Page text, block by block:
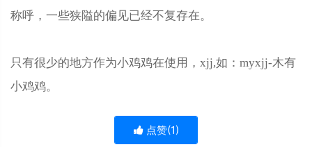
称呼，一些狭隘的偏见已经不复存在。
只有很少的地方作为小鸡鸡在使用，xjj,如：myxjj-木有
小鸡鸡。
点赞(1)